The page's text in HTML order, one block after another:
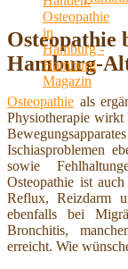
Osteopathie
Hamburg-
Osteopathie als
Physiotherapie wirkt
Ischiasproblemen
sowie
Osteopathie ist
Reflux, Reizdarm
ebenfalls bei
Bronchitis,
erreicht. Wie